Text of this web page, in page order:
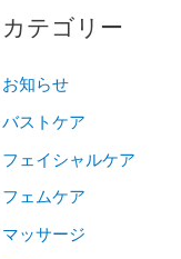
カテゴリー
お知らせ
バストケア
フェイシャルケア
フェムケア
マッサージ